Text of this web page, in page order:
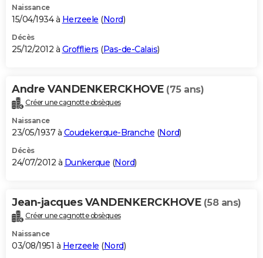
Naissance
15/04/1934 à Herzeele (Nord)
Décès
25/12/2012 à Groffliers (Pas-de-Calais)
Andre VANDENKERCKHOVE (75 ans)
Créer une cagnotte obsèques
Naissance
23/05/1937 à Coudekerque-Branche (Nord)
Décès
24/07/2012 à Dunkerque (Nord)
Jean-jacques VANDENKERCKHOVE (58 ans)
Créer une cagnotte obsèques
Naissance
03/08/1951 à Herzeele (Nord)